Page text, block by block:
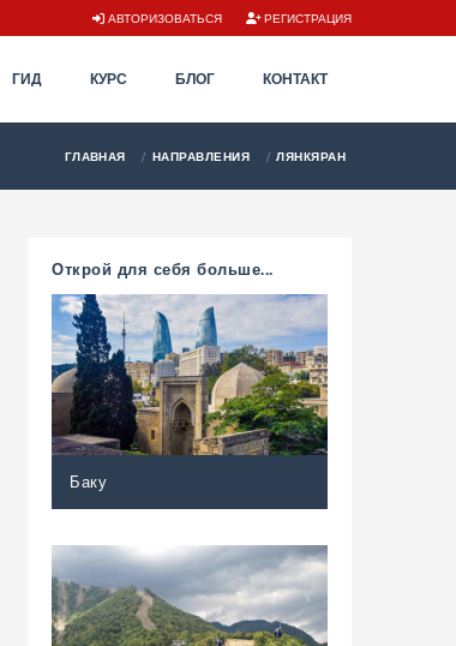
АВТОРИЗОВАТЬСЯ РЕГИСТРАЦИЯ
ГИД КУРС БЛОГ КОНТАКТ
ГЛАВНАЯ НАПРАВЛЕНИЯ ЛЯНКЯРАН
Открой для себя больше...
Баку